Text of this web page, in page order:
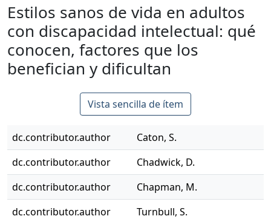
Estilos sanos de vida en adultos
con discapacidad intelectual: qué
conocen, factores que los
benefician y dificultan
Vista sencilla de ítem
dc.contributor.author
Caton, S.
dc.contributor.author
Chadwick, D.
dc.contributor.author
Chapman, M.
dc.contributor.author
Turnbull, S.